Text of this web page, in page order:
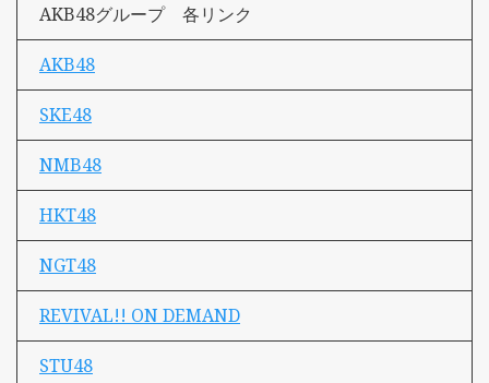
AKB48グループ 各リンク
AKB48
SKE48
NMB48
HKT48
NGT48
REVIVAL!! ON DEMAND
STU48